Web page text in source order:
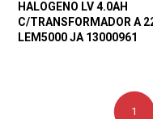
HALOGENO LV 4.0AH
C/TRANSFORMADOR A
LEM5000 JA 13000961
1